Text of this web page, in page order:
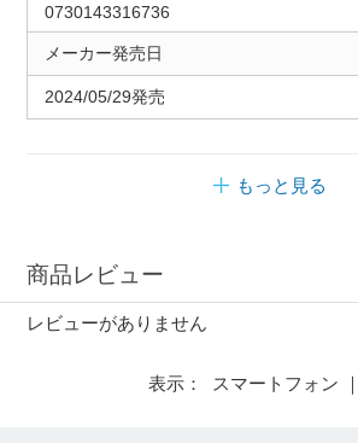
0730143316736
メーカー発売日
2024/05/29発売
もっと見る
商品レビュー
レビューがありません
表示： スマートフォン ｜